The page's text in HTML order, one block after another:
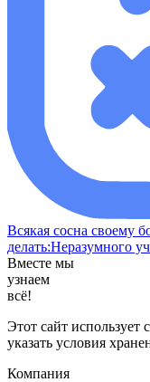
Всякая сосна своему
делать:Неразумного
Вместе мы
узнаем
всё!
Этот сайт использует
указать условия
Компания